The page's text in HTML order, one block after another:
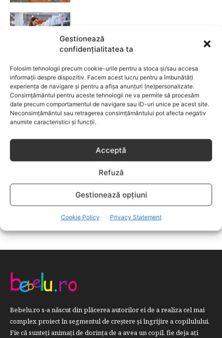
Gestionează
confidențialitatea ta
Folosim tehnologii precum cookie-urile pentru a stoca și/sau accesa
informații despre dispozitiv. Facem acest lucru pentru a îmbunătăți
experiența de navigare și pentru a afișa anunțuri (ne)personalizate.
Consimțământul pentru aceste tehnologii ne va permite să procesăm
date precum comportamentul de navigare sau ID-uri unice pe acest site.
Neconsimțământul sau retragerea consimțământului pot afecta negativ
anumite caracteristici și funcții.
Acceptă
Refuză
Gestionează opțiuni
Cookie Policy Privacy Statement
șamponul perfect pentru copilul tău
EVENIMENTE
LIFESTYLE
714
COPII
634
FAMILIA
COMUNICAT
521
DEZVOLTAREA COPILULUI
379
Bebelu.ro s-a născut din plăcerea autorilor ei de a realiza cel mai
complex proiect în segmentul de creştere şi îngrijire a copilulului.
Fie că sunteţi animaţi de dorinţa de a avea un copil, fie deja aţi